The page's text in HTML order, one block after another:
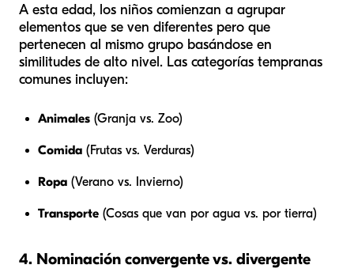
A esta edad, los niños comienzan a agrupar
elementos que se ven diferentes pero que
pertenecen al mismo grupo basándose en
similitudes de alto nivel. Las categorías tempranas
comunes incluyen:
Animales (Granja vs. Zoo)
Comida (Frutas vs. Verduras)
Ropa (Verano vs. Invierno)
Transporte (Cosas que van por agua vs. por tierra)
4. Nominación convergente vs. divergente